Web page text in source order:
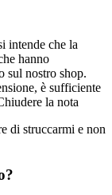
intende che la
hanno
sul nostro shop.
è sufficiente
la nota
di struccarmi e non